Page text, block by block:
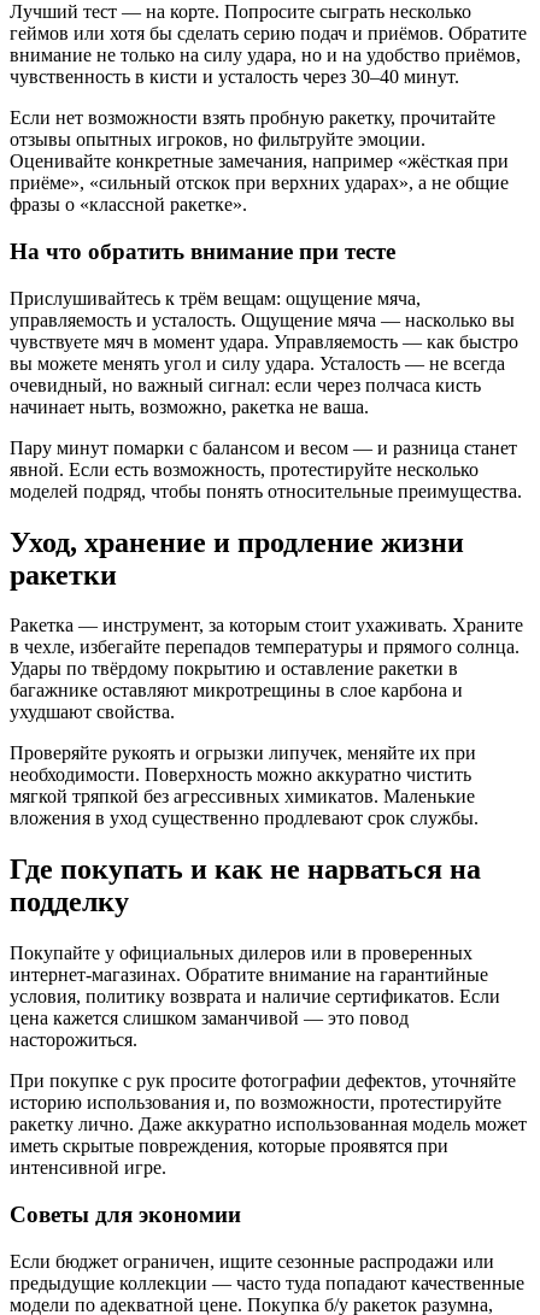
Лучший тест — на корте. Попросите сыграть несколько
геймов или хотя бы сделать серию подач и приёмов. Обратите
внимание не только на силу удара, но и на удобство приёмов,
чувственность в кисти и усталость через 30–40 минут.
Если нет возможности взять пробную ракетку, прочитайте
отзывы опытных игроков, но фильтруйте эмоции.
Оценивайте конкретные замечания, например «жёсткая при
приёме», «сильный отскок при верхних ударах», а не общие
фразы о «классной ракетке».
На что обратить внимание при тесте
Прислушивайтесь к трём вещам: ощущение мяча,
управляемость и усталость. Ощущение мяча — насколько вы
чувствуете мяч в момент удара. Управляемость — как быстро
вы можете менять угол и силу удара. Усталость — не всегда
очевидный, но важный сигнал: если через полчаса кисть
начинает ныть, возможно, ракетка не ваша.
Пару минут помарки с балансом и весом — и разница станет
явной. Если есть возможность, протестируйте несколько
моделей подряд, чтобы понять относительные преимущества.
Уход, хранение и продление жизни
ракетки
Ракетка — инструмент, за которым стоит ухаживать. Храните
в чехле, избегайте перепадов температуры и прямого солнца.
Удары по твёрдому покрытию и оставление ракетки в
багажнике оставляют микротрещины в слое карбона и
ухудшают свойства.
Проверяйте рукоять и огрызки липучек, меняйте их при
необходимости. Поверхность можно аккуратно чистить
мягкой тряпкой без агрессивных химикатов. Маленькие
вложения в уход существенно продлевают срок службы.
Где покупать и как не нарваться на
подделку
Покупайте у официальных дилеров или в проверенных
интернет-магазинах. Обратите внимание на гарантийные
условия, политику возврата и наличие сертификатов. Если
цена кажется слишком заманчивой — это повод
насторожиться.
При покупке с рук просите фотографии дефектов, уточняйте
историю использования и, по возможности, протестируйте
ракетку лично. Даже аккуратно использованная модель может
иметь скрытые повреждения, которые проявятся при
интенсивной игре.
Советы для экономии
Если бюджет ограничен, ищите сезонные распродажи или
предыдущие коллекции — часто туда попадают качественные
модели по адекватной цене. Покупка б/у ракеток разумна,